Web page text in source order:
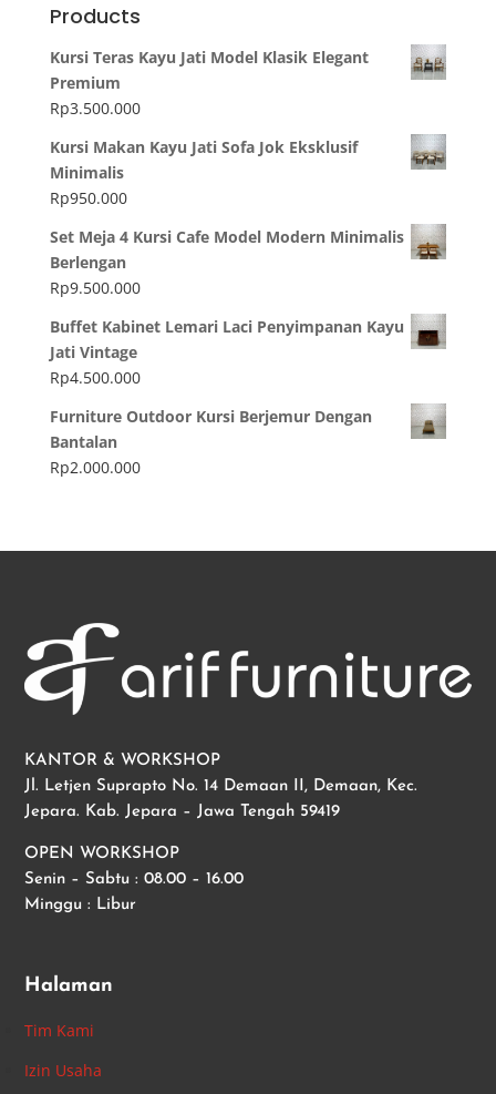
Products
Kursi Teras Kayu Jati Model Klasik Elegant
Premium
Rp3.500.000
Kursi Makan Kayu Jati Sofa Jok Eksklusif
Minimalis
Rp950.000
Set Meja 4 Kursi Cafe Model Modern Minimalis
Berlengan
Rp9.500.000
Buffet Kabinet Lemari Laci Penyimpanan Kayu
Jati Vintage
Rp4.500.000
Furniture Outdoor Kursi Berjemur Dengan
Bantalan
Rp2.000.000
KANTOR & WORKSHOP
Jl. Letjen Suprapto No. 14 Demaan II, Demaan, Kec.
Jepara. Kab. Jepara – Jawa Tengah 59419
OPEN WORKSHOP
Senin – Sabtu : 08.00 – 16.00
Minggu : Libur
Halaman
Tim Kami
Izin Usaha